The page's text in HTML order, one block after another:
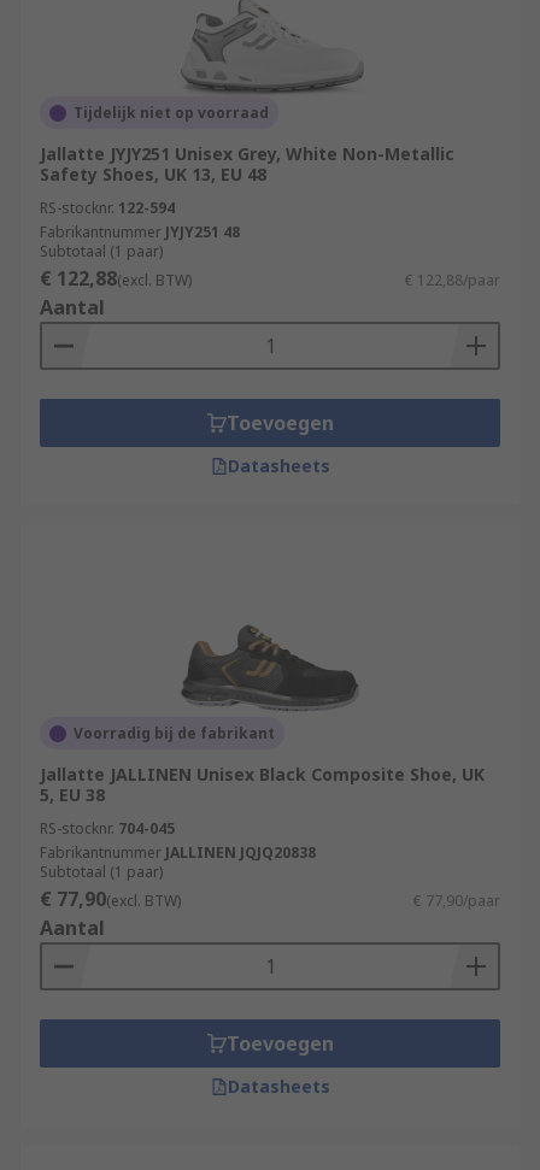
Tijdelijk niet op voorraad
Jallatte JYJY251 Unisex Grey, White Non-Metallic
Safety Shoes, UK 13, EU 48
RS-stocknr. 122-594
Fabrikantnummer JYJY251 48
Subtotaal (1 paar)
€ 122,88(excl. BTW) € 122,88/paar
Aantal
Toevoegen
Datasheets
Voorradig bij de fabrikant
Jallatte JALLINEN Unisex Black Composite Shoe, UK
5, EU 38
RS-stocknr. 704-045
Fabrikantnummer JALLINEN JQJQ20838
Subtotaal (1 paar)
€ 77,90(excl. BTW) € 77,90/paar
Aantal
Toevoegen
Datasheets